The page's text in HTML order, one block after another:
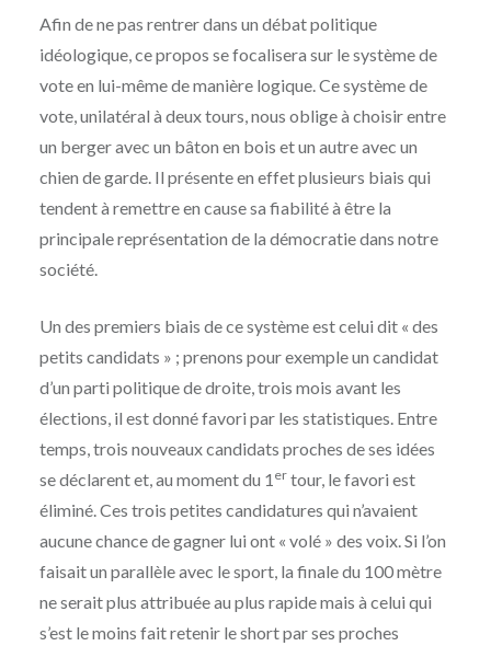
Afin de ne pas rentrer dans un débat politique
idéologique, ce propos se focalisera sur le système de
vote en lui-même de manière logique. Ce système de
vote, unilatéral à deux tours, nous oblige à choisir entre
un berger avec un bâton en bois et un autre avec un
chien de garde. Il présente en effet plusieurs biais qui
tendent à remettre en cause sa fiabilité à être la
principale représentation de la démocratie dans notre
société.
Un des premiers biais de ce système est celui dit « des
petits candidats » ; prenons pour exemple un candidat
d’un parti politique de droite, trois mois avant les
élections, il est donné favori par les statistiques. Entre
temps, trois nouveaux candidats proches de ses idées
se déclarent et, au moment du 1 ertour, le favori est
éliminé. Ces trois petites candidatures qui n’avaient
aucune chance de gagner lui ont « volé » des voix. Si l’on
faisait un parallèle avec le sport, la finale du 100 mètre
ne serait plus attribuée au plus rapide mais à celui qui
s’est le moins fait retenir le short par ses proches